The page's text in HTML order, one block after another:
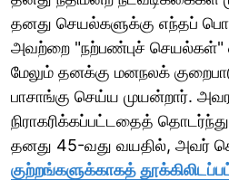
தனது செயல்களுக்கு எந்தப்
அவற்றை "நற்பண்புச் செயல்கள்"
மேலும் தனக்கு மனநலக்
பாசாங்கு செய்ய முயன்றார்.
நிராகரிக்கப்பட்டதைத்
தனது 45-வது வயதில், அவர்
குற்றங்களுக்காகத்